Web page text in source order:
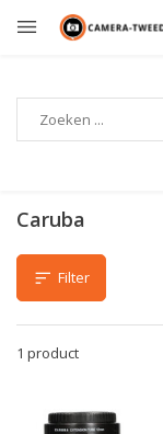
Caruba
Filter
1 product